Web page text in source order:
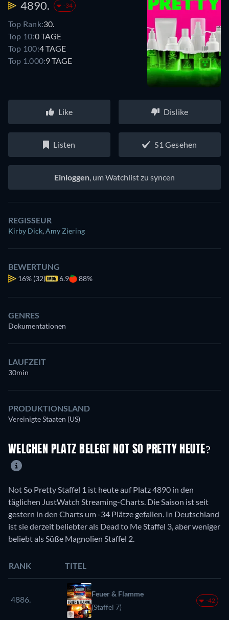
4890. -34
Top Rank:30.
Top 10:0 TAGE
Top 100:4 TAGE
Top 1.000:9 TAGE
Like Dislike
Listen S1 Gesehen
Einloggen , um Watchlist zu syncen
REGISSEUR
Kirby Dick,Amy Ziering
BEWERTUNG
16% (32) 6.9 88%
GENRES
Dokumentationen
LAUFZEIT
30min
PRODUKTIONSLAND
Vereinigte Staaten (US)
WELCHEN PLATZ BELEGT NOT SO PRETTY HEUTE?
Not So Pretty Staffel 1 ist heute auf Platz 4890 in den
täglichen JustWatch Streaming-Charts. Die Saison ist seit
gestern in den Charts um -34 Plätze gefallen. In Deutschland
ist sie derzeit beliebter als Dead to Me Staffel 3, aber weniger
beliebt als Süße Magnolien Staffel 2.
RANK TITEL
4886.
Feuer & Flamme
(Staffel 7)
-42